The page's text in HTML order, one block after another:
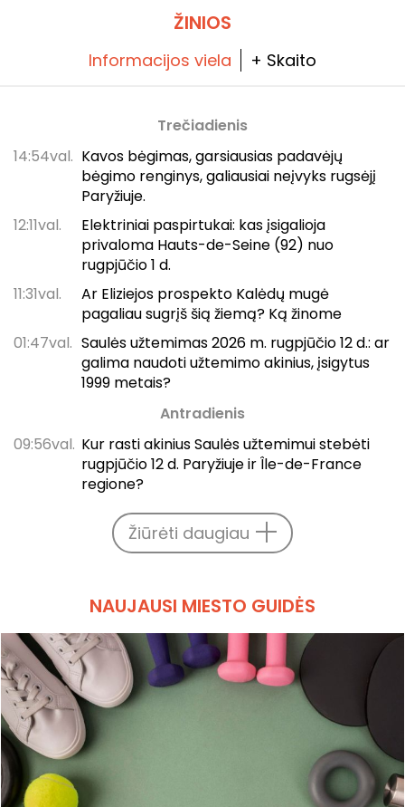
ŽINIOS
Informacijos viela + Skaito
Trečiadienis
14:54val. Kavos bėgimas, garsiausias padavėjų
bėgimo renginys, galiausiai neįvyks rugsėjį
Paryžiuje.
12:11val.
Elektriniai paspirtukai: kas įsigalioja
privaloma Hauts-de-Seine (92) nuo
rugpjūčio 1 d.
11:31val.
Ar Eliziejos prospekto Kalėdų mugė
pagaliau sugrįš šią žiemą? Ką žinome
01:47val. Saulės užtemimas 2026 m. rugpjūčio 12 d.: ar
galima naudoti užtemimo akinius, įsigytus
1999 metais?
Antradienis
09:56val. Kur rasti akinius Saulės užtemimui stebėti
rugpjūčio 12 d. Paryžiuje ir Île-de-France
regione?
Žiūrėti daugiau
NAUJAUSI MIESTO GUIDĖS